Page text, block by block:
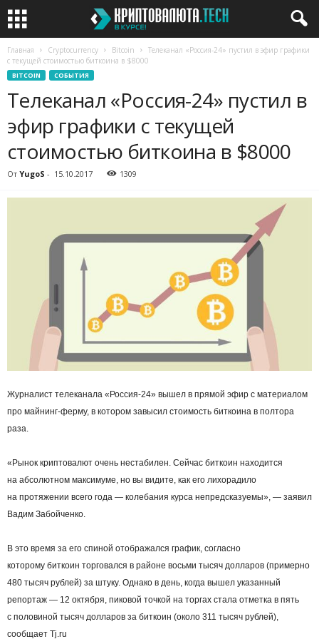
Главная Cryptocurrency Bitcoin
Телеканал «Россия-24» пустил в эфир графики
с текущей стоимостью биткоина в $8000
BITCOIN СОБЫТИЯ
Телеканал «Россия-24» пустил в
эфир графики с текущей
стоимостью биткоина в $8000
От YugoS - 15.10.2017 1309
Журналист телеканала «Россия-24» вышел в прямой эфир с материалом
про майнинг-ферму, в котором завысил стоимость биткоина в полтора
раза.
«Рынок криптовалют очень нестабилен. Сейчас биткоин находится
на абсолютном максимуме, но вы видите, как его лихорадило
на протяжении всего года — колебания курса непредсказуемы», — заявил
Вадим Забойченко.
В это время за его спиной отображался график, согласно
которому биткоин торговался в районе восьми тысяч долларов (примерно
480 тысяч рублей) за штуку. Однако в день, когда вышел указанный
репортаж — 12 октября, пиковой точкой на торгах стала отметка в пять
с половиной тысяч долларов за биткоин (около 311 тысяч рублей),
сообщает Tj.ru